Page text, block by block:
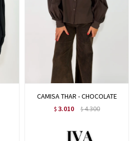
CAMISA THAR - CHOCOLATE
$ 3.010 $4.300